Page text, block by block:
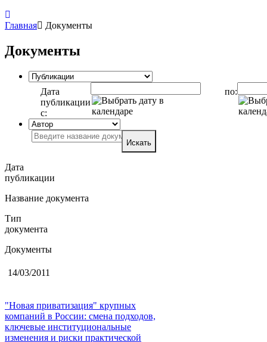
Главная Документы
Документы
Дата
публикации
с:
по:
Искать
Дата
публикации
Название документа
Тип
документа
Документы
14/03/2011
"Новая приватизация" крупных
компаний в России: смена подходов,
ключевые институциональные
изменения и риски практической